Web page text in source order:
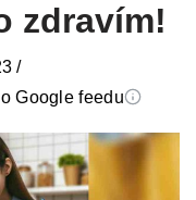
zdravím!
/
Google feedu